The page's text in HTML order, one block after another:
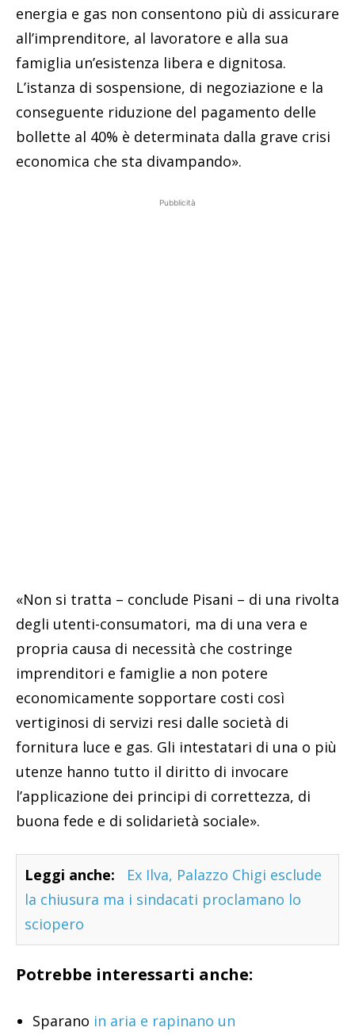
energia e gas non consentono più di assicurare
all’imprenditore, al lavoratore e alla sua
famiglia un’esistenza libera e dignitosa.
L’istanza di sospensione, di negoziazione e la
conseguente riduzione del pagamento delle
bollette al 40% è determinata dalla grave crisi
economica che sta divampando».
Pubblicità
«Non si tratta – conclude Pisani – di una rivolta
degli utenti-consumatori, ma di una vera e
propria causa di necessità che costringe
imprenditori e famiglie a non potere
economicamente sopportare costi così
vertiginosi di servizi resi dalle società di
fornitura luce e gas. Gli intestatari di una o più
utenze hanno tutto il diritto di invocare
l’applicazione dei principi di correttezza, di
buona fede e di solidarietà sociale».
Leggi anche:
Ex Ilva, Palazzo Chigi esclude
la chiusura ma i sindacati proclamano lo
sciopero
Potrebbe interessarti anche:
Sparano in aria e rapinano un